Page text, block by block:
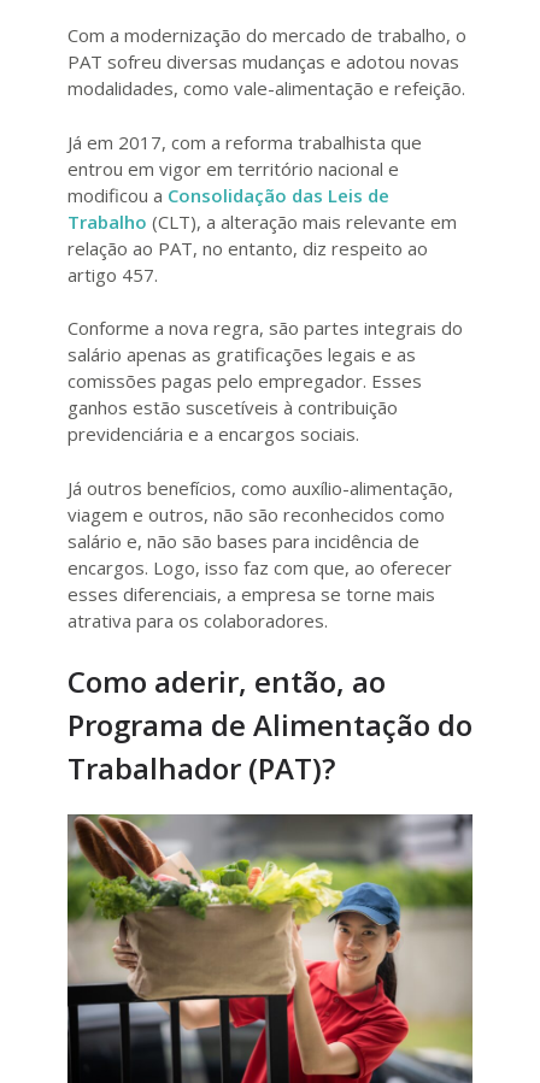
Com a modernização do mercado de trabalho, o
PAT sofreu diversas mudanças e adotou novas
modalidades, como vale-alimentação e refeição.
Já em 2017, com a reforma trabalhista que
entrou em vigor em território nacional e
modificou a Consolidação das Leis de
Trabalho (CLT), a alteração mais relevante em
relação ao PAT, no entanto, diz respeito ao
artigo 457.
Conforme a nova regra, são partes integrais do
salário apenas as gratificações legais e as
comissões pagas pelo empregador. Esses
ganhos estão suscetíveis à contribuição
previdenciária e a encargos sociais.
Já outros benefícios, como auxílio-alimentação,
viagem e outros, não são reconhecidos como
salário e, não são bases para incidência de
encargos. Logo, isso faz com que, ao oferecer
esses diferenciais, a empresa se torne mais
atrativa para os colaboradores.
Como aderir, então, ao
Programa de Alimentação do
Trabalhador (PAT)?